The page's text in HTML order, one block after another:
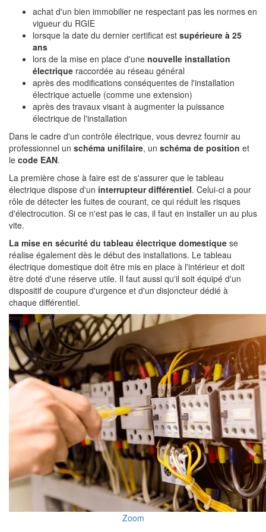
achat d'un bien immobilier ne respectant pas les normes en
vigueur du RGIE
lorsque la date du dernier certificat est supérieure à 25
ans
lors de la mise en place d'une nouvelle installation
électrique raccordée au réseau général
après des modifications conséquentes de l'installation
électrique actuelle (comme une extension)
après des travaux visant à augmenter la puissance
électrique de l'installation
Dans le cadre d'un contrôle électrique, vous devrez fournir au
professionnel un schéma unifilaire, un schéma de position et
le code EAN.
La première chose à faire est de s'assurer que le tableau
électrique dispose d'un interrupteur différentiel. Celui-ci a pour
rôle de détecter les fuites de courant, ce qui réduit les risques
d'électrocution. Si ce n'est pas le cas, il faut en installer un au plus
vite.
La mise en sécurité du tableau électrique domestique se
réalise également dès le début des installations. Le tableau
électrique domestique doit être mis en place à l'intérieur et doit
être doté d'une réserve utile. Il faut aussi qu'il soit équipé d'un
dispositif de coupure d'urgence et d'un disjoncteur dédié à
chaque différentiel.
Zoom